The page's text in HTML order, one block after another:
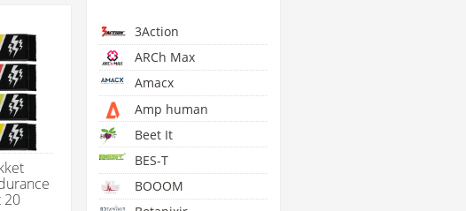
20
3Action
ARCh Max
Amacx
Amp human
Beet It
BES-T
BOOOM